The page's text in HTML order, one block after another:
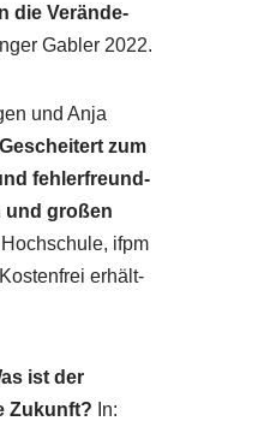
die Ver­än­de­
Gab­ler 2022.
und Anja
Geschei­tert zum
feh­ler­freund­
und gro­ßen
ifpm
erhält­
ist der
Zukunft? In: